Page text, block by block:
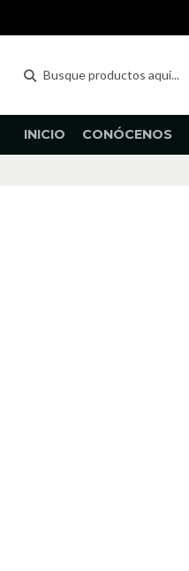
INICIO CONÓCENOS